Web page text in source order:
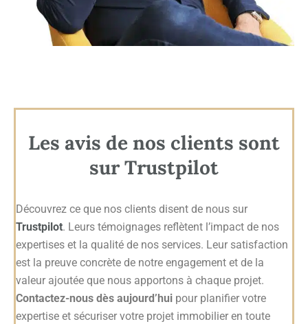
Les avis de nos clients sont
sur Trustpilot
Découvrez ce que nos clients disent de nous sur
Trustpilot. Leurs témoignages reflètent l’impact de nos
expertises et la qualité de nos services. Leur satisfaction
est la preuve concrète de notre engagement et de la
valeur ajoutée que nous apportons à chaque projet.
Contactez-nous dès aujourd’hui pour planifier votre
expertise et sécuriser votre projet immobilier en toute